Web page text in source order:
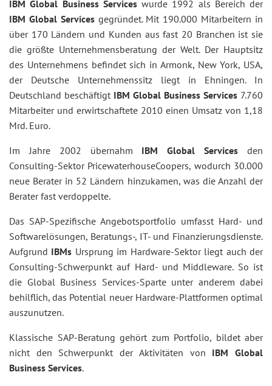
IBM Global Business Serviceswurde 1992 als Bereich der
IBM Global Servicesgegründet. Mit 190.000 Mitarbeitern in
über 170 Ländern und Kunden aus fast 20 Branchen ist sie
die größte Unternehmensberatung der Welt. Der Hauptsitz
des Unternehmens befindet sich in Armonk, New York, USA,
der Deutsche Unternehmenssitz liegt in Ehningen. In
Deutschland beschäftigt IBM Global Business Services 7.760
Mitarbeiter und erwirtschaftete 2010 einen Umsatz von 1,18
Mrd. Euro.
Im Jahre 2002 übernahm IBM Global Services den
Consulting-Sektor PricewaterhouseCoopers, wodurch 30.000
neue Berater in 52 Ländern hinzukamen, was die Anzahl der
Berater fast verdoppelte.
Das SAP-Spezifische Angebotsportfolio umfasst Hard- und
Softwarelösungen, Beratungs-, IT- und Finanzierungsdienste.
Aufgrund IBMs Ursprung im Hardware-Sektor liegt auch der
Consulting-Schwerpunkt auf Hard- und Middleware. So ist
die Global Business Services-Sparte unter anderem dabei
behilflich, das Potential neuer Hardware-Plattformen optimal
auszunutzen.
Klassische SAP-Beratung gehört zum Portfolio, bildet aber
nicht den Schwerpunkt der Aktivitäten von IBM Global
Business Services.